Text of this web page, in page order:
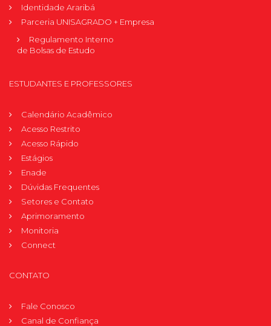
Identidade Araribá
Parceria UNISAGRADO + Empresa
Regulamento Interno
de Bolsas de Estudo
ESTUDANTES E PROFESSORES
Calendário Acadêmico
Acesso Restrito
Acesso Rápido
Estágios
Enade
Dúvidas Frequentes
Setores e Contato
Aprimoramento
Monitoria
Connect
CONTATO
Fale Conosco
Canal de Confiança